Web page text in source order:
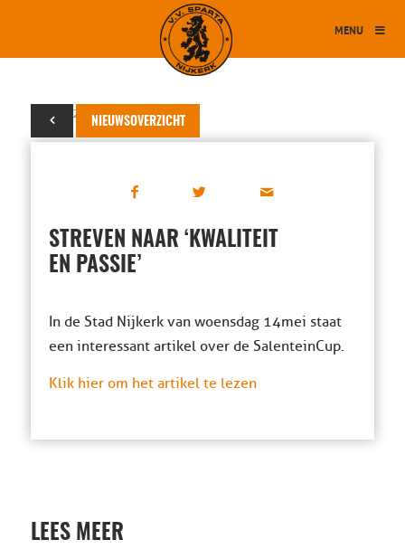
MENU
NIEUWSOVERZICHT
15 mei 2014
STREVEN NAAR ‘KWALITEIT
EN PASSIE’
In de Stad Nijkerk van woensdag 14 mei staat
een interessant artikel over de SalenteinCup.
Klik hier om het artikel te lezen
LEES MEER